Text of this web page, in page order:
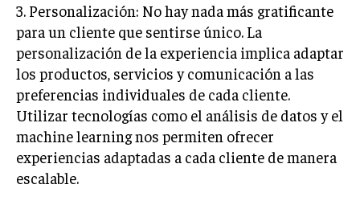
INTERNACIONAL
NEGOCIOS INTERNACIONALES
COMERCIO INTERNACIONAL
EXPANSIÓN GLOBAL
IMPORTACIÓN Y EXPORTACIÓN
ALIANZAS ESTRATÉGICAS
3. Personalización: No hay nada más gratificante
para un cliente que sentirse único. La
personalización de la experiencia implica adaptar
los productos, servicios y comunicación a las
preferencias individuales de cada cliente.
Utilizar tecnologías como el análisis de datos y el
machine learning nos permiten ofrecer
experiencias adaptadas a cada cliente de manera
escalable.